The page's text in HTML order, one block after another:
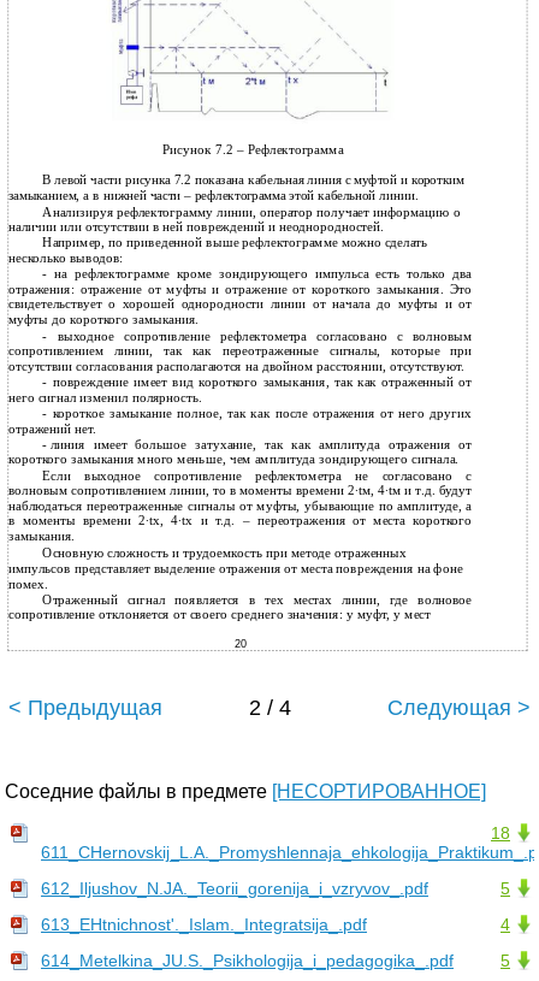
Рисунок 7.2 – Рефлектограмма
В левой части рисунка 7.2 показана кабельная линия с муфтой и коротким
замыканием, а в нижней части – рефлектограмма этой кабельной линии.
Анализируя рефлектограмму линии, оператор получает информацию о
наличии или отсутствии в ней повреждений и неоднородностей.
Например, по приведенной выше рефлектограмме можно сделать
несколько выводов:
- на рефлектограмме кроме зондирующего импульса есть только два
отражения: отражение от муфты и отражение от короткого замыкания. Это
свидетельствует о хорошей однородности линии от начала до муфты и от
муфты до короткого замыкания.
-
выходное сопротивление рефлектометра согласовано с волновым
сопротивлением линии, так как переотраженные сигналы, которые при
отсутствии согласования располагаются на двойном расстоянии, отсутствуют.
- повреждение имеет вид короткого замыкания, так как отраженный от
него сигнал изменил полярность.
- короткое замыкание полное, так как после отражения от него других
отражений нет.
- линия имеет большое затухание, так как амплитуда отражения от
короткого замыкания много меньше, чем амплитуда зондирующего сигнала.
Если выходное сопротивление рефлектометра не согласовано с
волновым сопротивлением линии, то в моменты времени 2∙tм, 4∙tм и т.д. будут
наблюдаться переотраженные сигналы от муфты, убывающие по амплитуде, а
в моменты времени 2∙tх, 4∙tх и т.д. – переотражения от места короткого
замыкания.
Основную сложность и трудоемкость при методе отраженных
импульсов представляет выделение отражения от места повреждения на фоне
помех.
Отраженный сигнал появляется в тех местах линии, где волновое
сопротивление отклоняется от своего среднего значения: у муфт, у мест
20
< Предыдущая 2 / 4 Следующая >
Соседние файлы в предмете [НЕСОРТИРОВАННОЕ]
18
5
612_Iljushov_N.JA._Teorii_gorenija_i_vzryvov_.pdf
4
613_EHtnichnost'._Islam._Integratsija_.pdf
5
614_Metelkina_JU.S._Psikhologija_i_pedagogika_.pdf